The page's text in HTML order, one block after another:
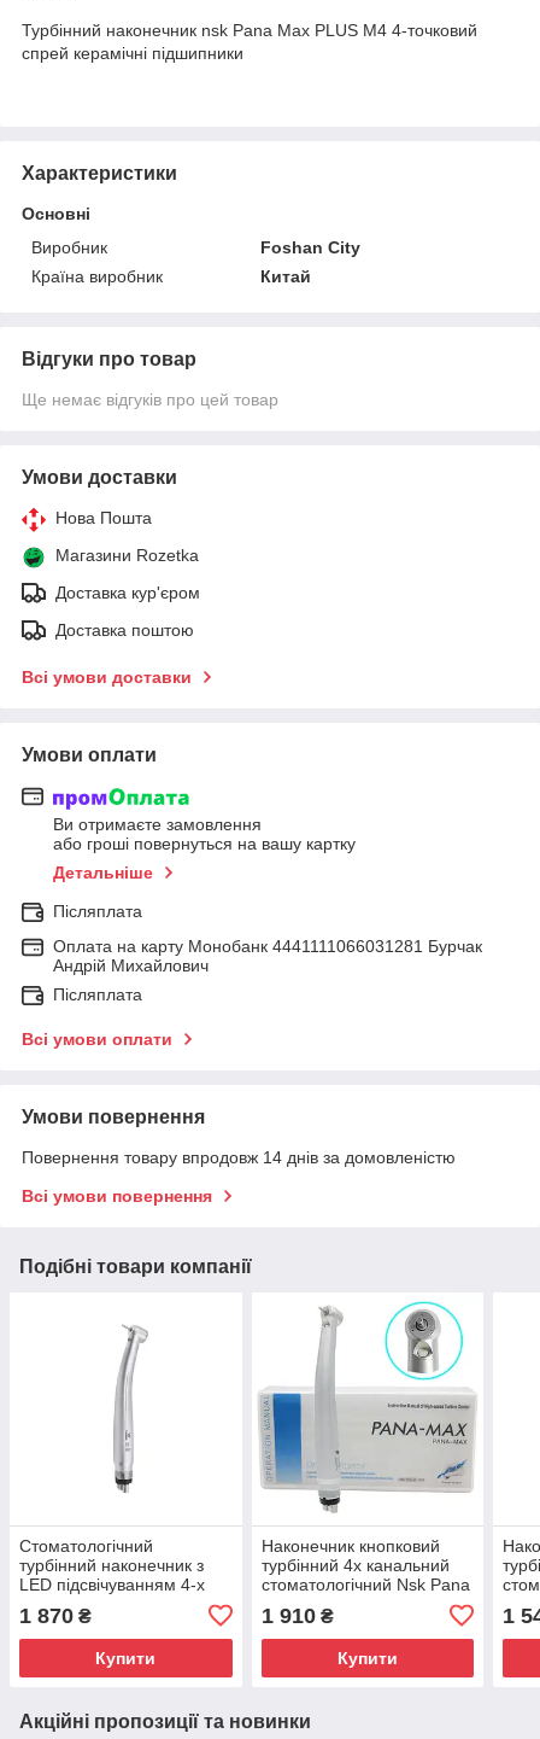
Турбінний наконечник nsk Pana Max PLUS M4 4-точковий
спрей керамічні підшипники
Характеристики
Основні
Виробник
Foshan City
Країна виробник
Китай
Відгуки про товар
Ще немає відгуків про цей товар
Умови доставки
Нова Пошта
Магазини Rozetka
Доставка кур'єром
Доставка поштою
Всі умови доставки
Умови оплати
Ви отримаєте замовлення
або гроші повернуться на вашу картку
Детальніше
Післяплата
Оплата на карту Монобанк 4441111066031281 Бурчак
Андрій Михайлович
Післяплата
Всі умови оплати
Умови повернення
Повернення товару впродовж 14 днів за домовленістю
Всі умови повернення
Подібні товари компанії
Стоматологічний
турбінний наконечник з
LED підсвічуванням 4-х
канальний 4х канальный
спрей
1 870 ₴
Купити
Наконечник кнопковий
турбінний 4х канальний
стоматологічний Nsk Pana
1 910₴
Купити
1
Акційні пропозиції та новинки